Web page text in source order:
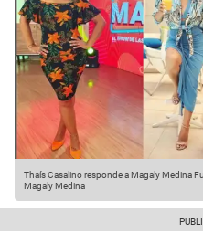
Thaís Casalino responde a Magaly Medina
Magaly Medina